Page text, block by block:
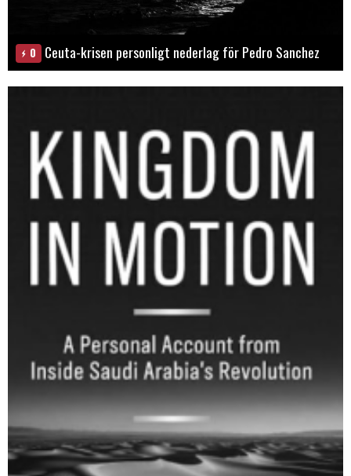
0 Ceuta-krisen personligt nederlag för Pedro Sanchez